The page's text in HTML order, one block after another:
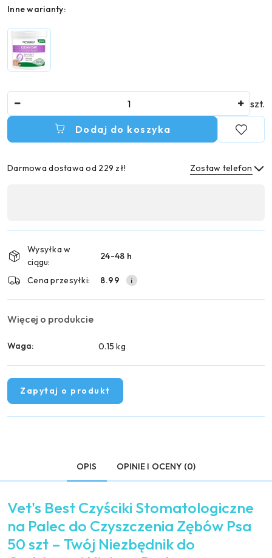
Wariant
Inne warianty:
szt.
Dodaj do koszyka
Darmowa dostawa od 229 zł! Zostaw telefon
płatność
dostawa
Wysyłka w
ciągu:
24-48 h
Cena przesyłki: 8.99
Więcej o produkcie
Waga: 0.15 kg
Zapytaj o produkt
OPIS OPINIE I OCENY (0)
Vet's Best Czyściki Stomatologiczne
na Palec do Czyszczenia Zębów Psa
50 szt – Twój Niezbędnik do